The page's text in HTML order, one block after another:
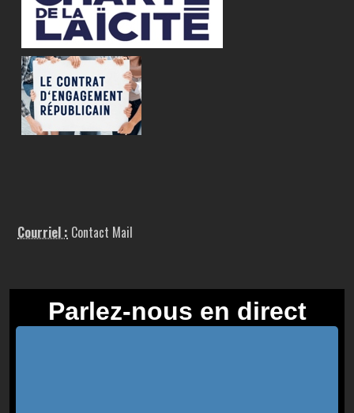
Courriel : Contact Mail